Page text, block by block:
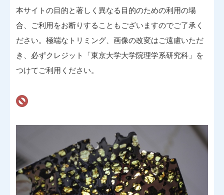
本サイトの目的と著しく異なる目的のための利用の場
合、ご利用をお断りすることもございますのでご了承く
ださい。極端なトリミング、画像の改変はご遠慮いただ
き、必ずクレジット「東京大学大学院理学系研究科」を
つけてご利用ください。